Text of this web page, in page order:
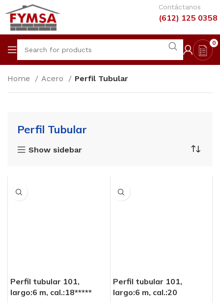
Contáctanos
(612) 125 0358
0
Home Acero Perfil Tubular
Perfil Tubular
Show sidebar
Perfil tubular 101,
largo:6 m, cal.:18*****
Perfil tubular 101,
largo:6 m, cal.:20